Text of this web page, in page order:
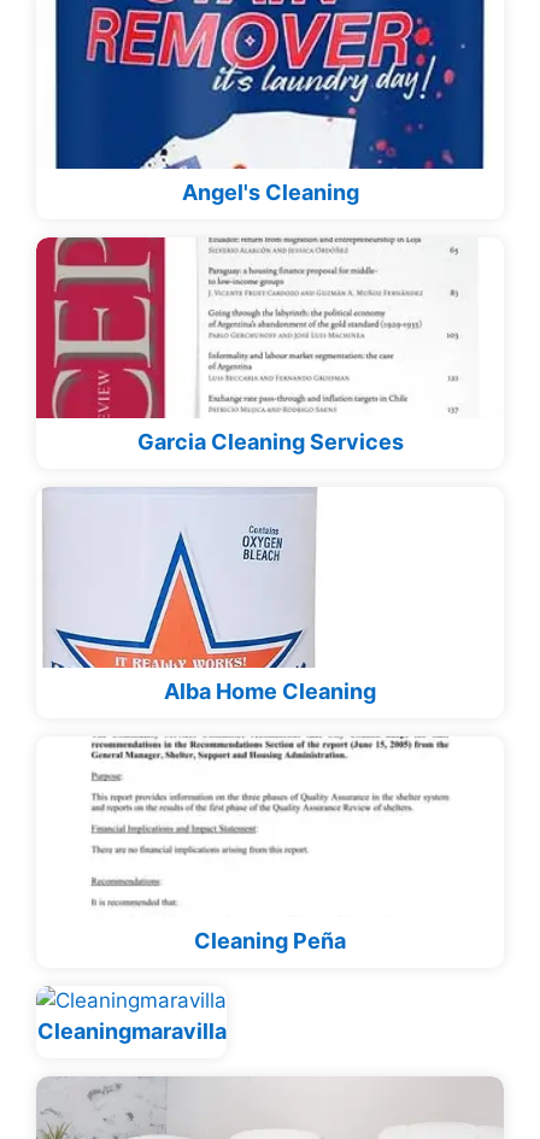
Angel's Cleaning
Garcia Cleaning Services
Alba Home Cleaning
Cleaning Peña
Cleaningmaravilla